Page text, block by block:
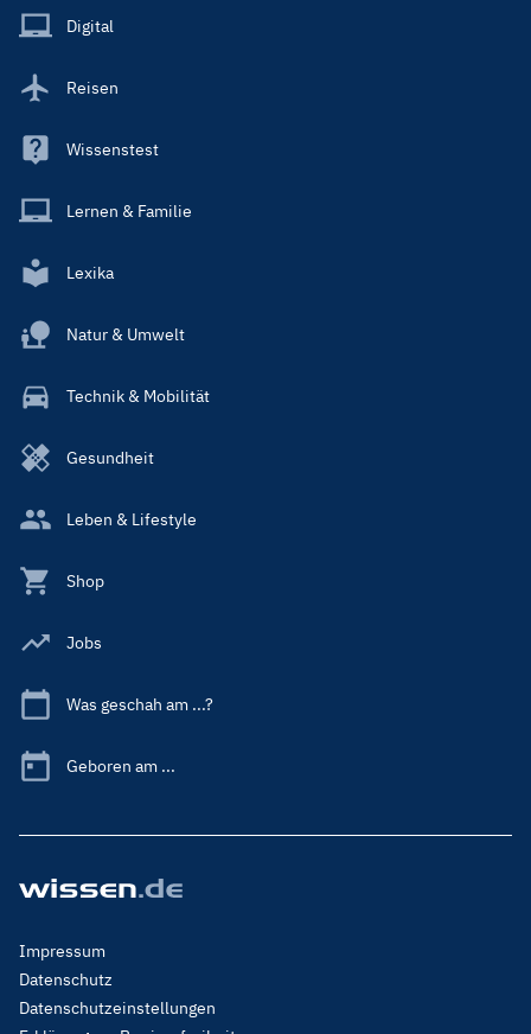
Main
Digital
Reisen
Wissenstest
Lernen & Familie
Lexika
Natur & Umwelt
Technik & Mobilität
Gesundheit
Leben & Lifestyle
Shop
Jobs
Was geschah am ...?
Geboren am ...
Footer
Menu
Legal
Impressum
Datenschutz
Datenschutzeinstellungen